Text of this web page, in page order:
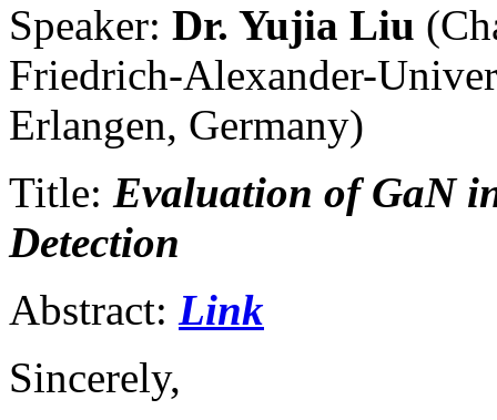
Speaker: Dr. Yujia Liu
Friedrich-Alexander-
Erlangen, Germany)
Title: Evaluation of GaN
Detection
Abstract: Link
Sincerely,